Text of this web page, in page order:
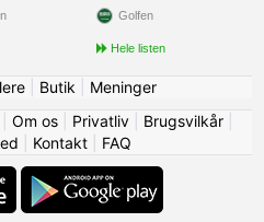
Golfen
Hele listen
| Butik
Meninger
Om os| Privatliv| Brugsvilkår|
Kontakt| FAQ